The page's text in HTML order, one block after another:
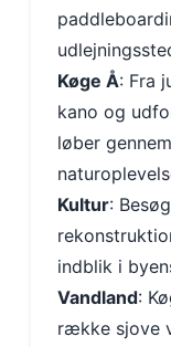
Køge Å: Fra
kano og
løber
Kultur:
indblik i
Vandland:
række sjove